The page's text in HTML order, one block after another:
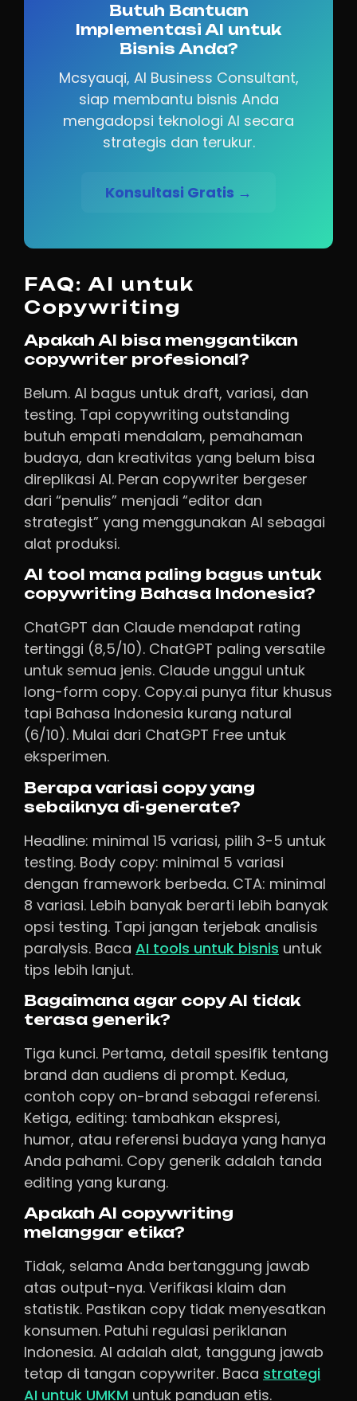
Butuh Bantuan
Implementasi AI untuk
Bisnis Anda?
Mcsyauqi, AI Business Consultant,
siap membantu bisnis Anda
mengadopsi teknologi AI secara
strategis dan terukur.
Konsultasi Gratis →
FAQ: AI untuk
Copywriting
Apakah AI bisa menggantikan
copywriter profesional?
Belum. AI bagus untuk draft, variasi, dan
testing. Tapi copywriting outstanding
butuh empati mendalam, pemahaman
budaya, dan kreativitas yang belum bisa
direplikasi AI. Peran copywriter bergeser
dari “penulis” menjadi “editor dan
strategist” yang menggunakan AI sebagai
alat produksi.
AI tool mana paling bagus untuk
copywriting Bahasa Indonesia?
ChatGPT dan Claude mendapat rating
tertinggi (8,5/10). ChatGPT paling versatile
untuk semua jenis. Claude unggul untuk
long-form copy. Copy.ai punya fitur khusus
tapi Bahasa Indonesia kurang natural
(6/10). Mulai dari ChatGPT Free untuk
eksperimen.
Berapa variasi copy yang
sebaiknya di-generate?
Headline: minimal 15 variasi, pilih 3-5 untuk
testing. Body copy: minimal 5 variasi
dengan framework berbeda. CTA: minimal
8 variasi. Lebih banyak berarti lebih banyak
opsi testing. Tapi jangan terjebak analisis
paralysis. Baca AI tools untuk bisnis untuk
tips lebih lanjut.
Bagaimana agar copy AI tidak
terasa generik?
Tiga kunci. Pertama, detail spesifik tentang
brand dan audiens di prompt. Kedua,
contoh copy on-brand sebagai referensi.
Ketiga, editing: tambahkan ekspresi,
humor, atau referensi budaya yang hanya
Anda pahami. Copy generik adalah tanda
editing yang kurang.
Apakah AI copywriting
melanggar etika?
Tidak, selama Anda bertanggung jawab
atas output-nya. Verifikasi klaim dan
statistik. Pastikan copy tidak menyesatkan
konsumen. Patuhi regulasi periklanan
Indonesia. AI adalah alat, tanggung jawab
tetap di tangan copywriter. Baca strategi
AI untuk UMKM untuk panduan etis.